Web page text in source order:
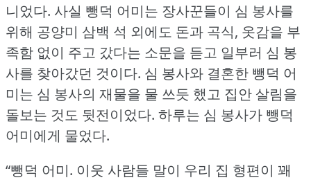
니었다. 사실 뺑덕 어미는 장사꾼들이 심 봉사를
위해 공양미 삼백 석 외에도 돈과 곡식, 옷감을 부
족함 없이 주고 갔다는 소문을 듣고 일부러 심 봉
사를 찾아갔던 것이다. 심 봉사와 결혼한 뺑덕 어
미는 심 봉사의 재물을 물 쓰듯 했고 집안 살림을
돌보는 것도 뒷전이었다. 하루는 심 봉사가 뺑덕
어미에게 물었다.
“뺑덕 어미. 이웃 사람들 말이 우리 집 형편이 꽤